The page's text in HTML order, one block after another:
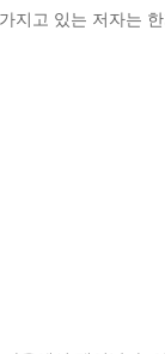
지고 있는 저자는